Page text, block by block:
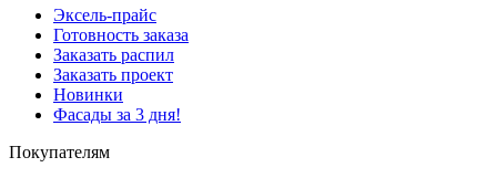
Эксель-прайс
Готовность заказа
Заказать распил
Заказать проект
Новинки
Фасады за 3 дня!
Покупателям